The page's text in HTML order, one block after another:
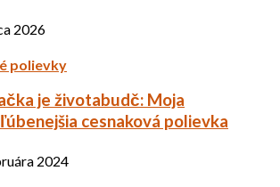
2026
polievky
je životabudč: Moja
cesnaková polievka
2024